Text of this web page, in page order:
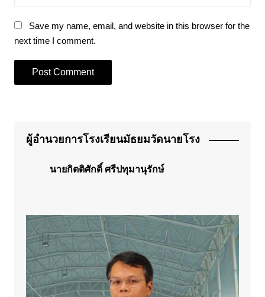
Save my name, email, and website in this browser for the
next time I comment.
ผู้อำนวยการโรงเรียนมัธยมวัดนายโรง
นายกิตติศักดิ์ ศรีปทุมานุรักษ์